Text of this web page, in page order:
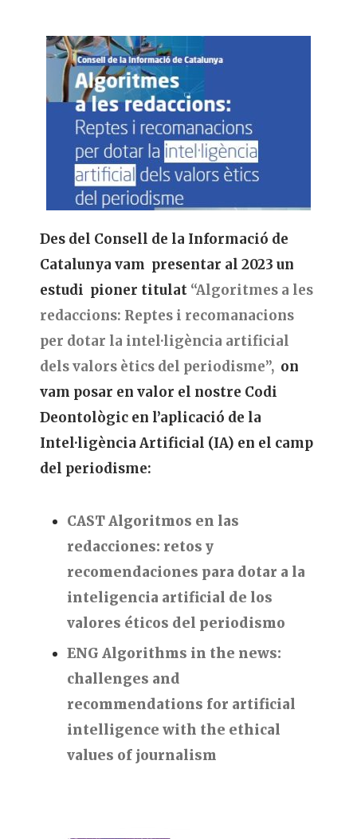
Des del Consell de la Informació de
Catalunya vam presentar al 2023 un
estudi pioner titulat “Algoritmes a les
redaccions: Reptes i recomanacions
per dotar la intel·ligència artificial
dels valors ètics del periodisme”, on
vam posar en valor el nostre Codi
Deontològic en l’aplicació de la
Intel·ligència Artificial (IA) en el camp
del periodisme:
CAST Algoritmos en las
redacciones: retos y
recomendaciones para dotar a la
inteligencia artificial de los
valores éticos del periodismo
ENG Algorithms in the news:
challenges and
recommendations for artificial
intelligence with the ethical
values of journalism